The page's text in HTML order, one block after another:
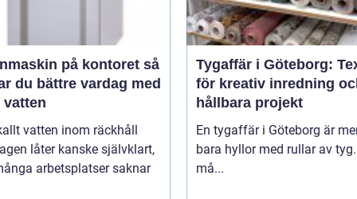
på kontoret så
du bättre vardag med
vatten inom räckhåll
låter kanske självklart,
arbetsplatser saknar
Tygaffär i Göteborg:
för kreativ inredning
hållbara projekt
En tygaffär i Göteborg är
bara hyllor med rullar av
må...